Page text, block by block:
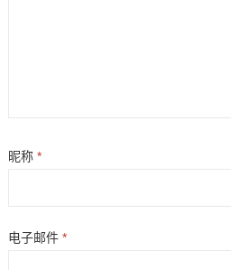
昵称 *
电子邮件 *